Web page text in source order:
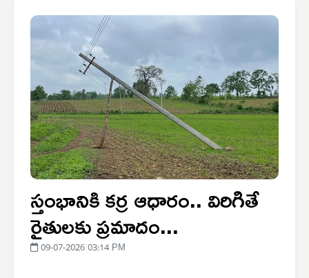
స్తంభానికి కర్ర ఆధారం.. విరిగితే
రైతులకు ప్రమాదం...
09-07-2026 03:14 PM